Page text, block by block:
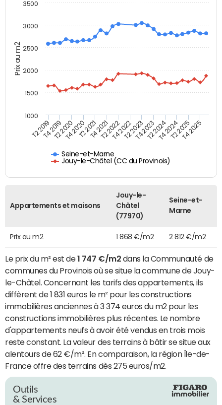
Prix au m2
Seine-et-Marne
Jouy-le-Châtel (CC du Provinois)
T2 2019T4 2019T2 2020T4 2020T2 2021T4 2021T2 2022T4 2022T2 2023T4 2023T2 2024T4 2024T2 2025T4 2025
1000
1500
2000
2500
3000
3500
Appartements et maisons
Jouy-le-
Châtel
(77970)
Seine-et-
Marne
Prix au m2 1 868 €/m2 2 812 €/m2
Le prix du m² est de1 747 €/m2 dans la Communauté de
communes du Provinois où se situe la commune de Jouy-
le-Châtel. Concernant les tarifs des appartements, ils
diffèrent de 1 831 euros le m² pour les constructions
immobilières anciennes à 3 374 euros du m2 pour les
constructions immobilières plus récentes. Le nombre
d'appartements neufs à avoir été vendus en trois mois
reste constant. La valeur des terrains à bâtir se situe aux
alentours de 62 €/m². En comparaison, la région Île-de-
France offre des terrains dès 275 euros/m2.
Outils
& Services